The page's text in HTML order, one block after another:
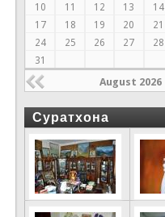
10
11 12 13 14
17
18 19 20 21
24
25 26 27 28
31
August 2026
Суратхона